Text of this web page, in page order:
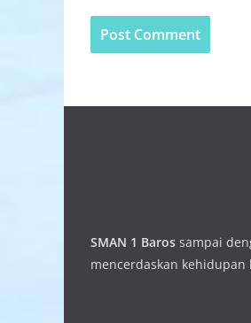
SMAN 1 Baros sampai
mencerdaskan kehidupan